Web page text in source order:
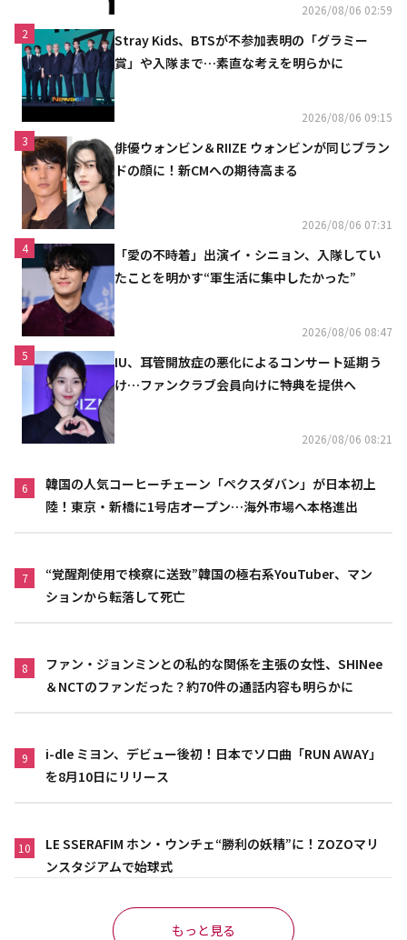
2026/08/06 02:59
2
Stray Kids、BTSが不参加表明の「グラミー
賞」や入隊まで…素直な考えを明らかに
2026/08/06 09:15
3
俳優ウォンビン＆RIIZE ウォンビンが同じブラン
ドの顔に！新CMへの期待高まる
2026/08/06 07:31
4
「愛の不時着」出演イ・シニョン、入隊してい
たことを明かす“軍生活に集中したかった”
2026/08/06 08:47
5
IU、耳管開放症の悪化によるコンサート延期う
け…ファンクラブ会員向けに特典を提供へ
2026/08/06 08:21
6
韓国の人気コーヒーチェーン「ペクスダバン」が日本初上
陸！東京・新橋に1号店オープン…海外市場へ本格進出
7
“覚醒剤使用で検察に送致”韓国の極右系YouTuber、マン
ションから転落して死亡
8
ファン・ジョンミンとの私的な関係を主張の女性、SHINee
＆NCTのファンだった？約70件の通話内容も明らかに
9
i-dle ミヨン、デビュー後初！日本でソロ曲「RUN AWAY」
を8月10日にリリース
10
LE SSERAFIM ホン・ウンチェ“勝利の妖精”に！ZOZOマリ
ンスタジアムで始球式
もっと見る